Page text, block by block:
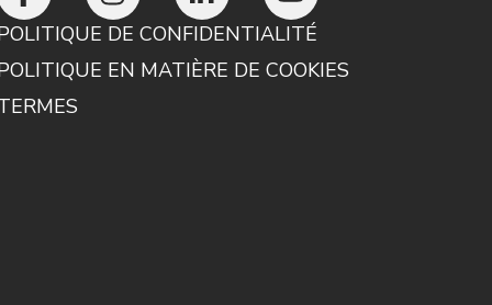
DE CONFIDENTIALITÉ
EN MATIÈRE DE COOKIES